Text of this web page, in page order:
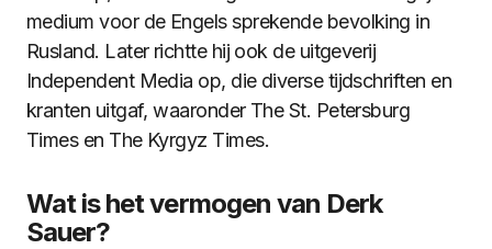
medium voor de Engels sprekende bevolking in
Rusland. Later richtte hij ook de uitgeverij
Independent Media op, die diverse tijdschriften en
kranten uitgaf, waaronder The St. Petersburg
Times en The Kyrgyz Times.
Wat is het vermogen van Derk
Sauer?